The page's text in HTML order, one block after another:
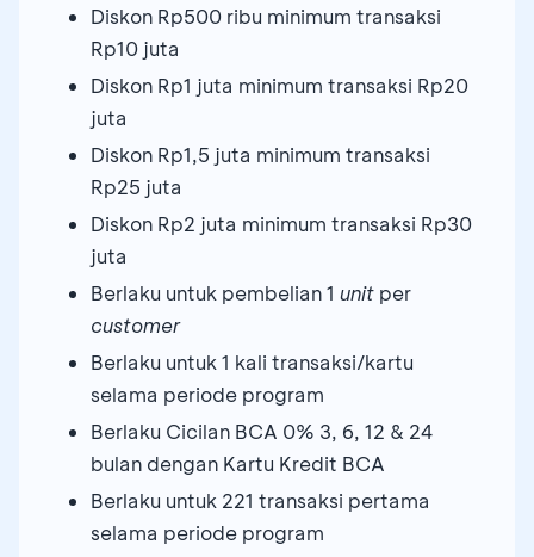
Diskon Rp500 ribu minimum transaksi
Rp10 juta
Diskon Rp1 juta minimum transaksi Rp20
juta
Diskon Rp1,5 juta minimum transaksi
Rp25 juta
Diskon Rp2 juta minimum transaksi Rp30
juta
Berlaku untuk pembelian 1 unit per
customer
Berlaku untuk 1 kali transaksi/kartu
selama periode program
Berlaku Cicilan BCA 0% 3, 6, 12 & 24
bulan dengan Kartu Kredit BCA
Berlaku untuk 221 transaksi pertama
selama periode program